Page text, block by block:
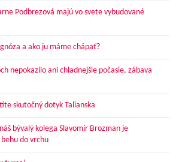
Podbrezová majú vo svete vybudované
a ako ju máme chápať?
nepokazilo ani chladnejšie počasie, zábava
skutočný dotyk Talianska
bývalý kolega Slavomír Brozman je
do vrchu